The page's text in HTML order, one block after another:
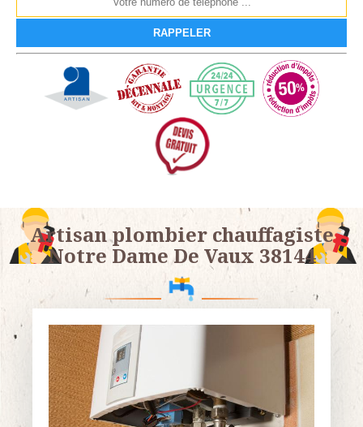
Artisan plombier chauffagiste
Notre Dame De Vaux 38144